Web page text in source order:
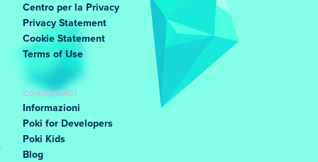
Centro per la Privacy
Privacy Statement
Cookie Statement
Terms of Use
CONOSCERCI
Informazioni
Poki for Developers
Poki Kids
Blog